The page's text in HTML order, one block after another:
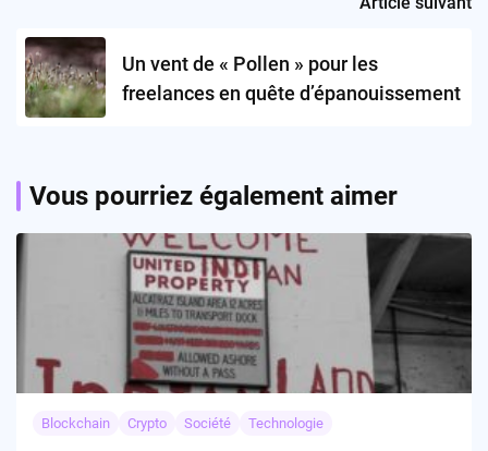
Un vent de « Pollen » pour les
freelances en quête d’épanouissement
Vous pourriez également aimer
Blockchain Crypto Société Technologie